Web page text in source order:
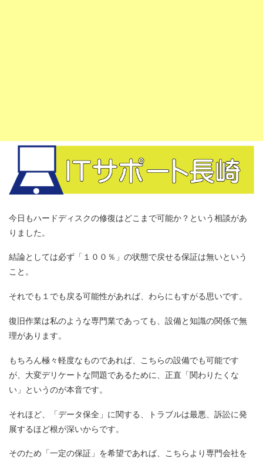
今日もハードディスクの修復はどこまで可能か？という相談があ
りました。
結論としては必ず「１００％」の状態で戻せる保証は無いという
こと。
それでも１でも戻る可能性があれば、わらにもすがる思いです。
復旧作業は私のような専門業であっても、設備と知識の関係で無
理があります。
もちろん極々軽度なものであれば、こちらの設備でも可能です
が、大変デリケートな問題であるために、正直「関わりたくな
い」というのが本音です。
それほど、「データ保全」に関する、トラブルは最悪、訴訟に発
展するほど根が深いからです。
そのため「一定の保証」を希望であれば、こちらより専門会社を